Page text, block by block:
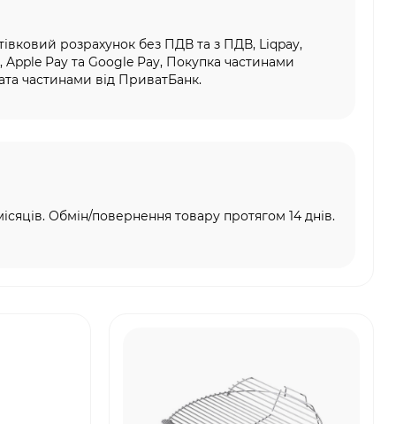
розрахунок без ПДВ та з ПДВ, Liqpay,
Apple Pay та Google Pay, Покупка частинами
частинами від ПриватБанк.
Обмін/повернення товару протягом 14 днів.